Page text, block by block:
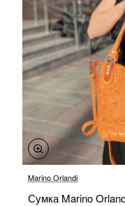
-20%
Marino Orlandi
Сумка Marino